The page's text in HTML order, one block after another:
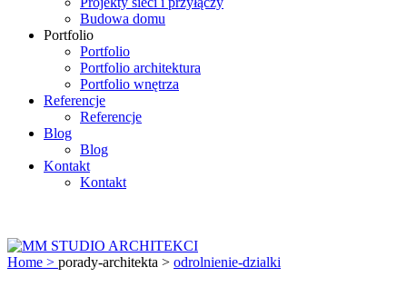
Budowa domu
Portfolio
Portfolio
Portfolio architektura
Portfolio wnętrza
Referencje
Referencje
Blog
Blog
Kontakt
Kontakt
Home > porady-architekta > odrolnienie-dzialki